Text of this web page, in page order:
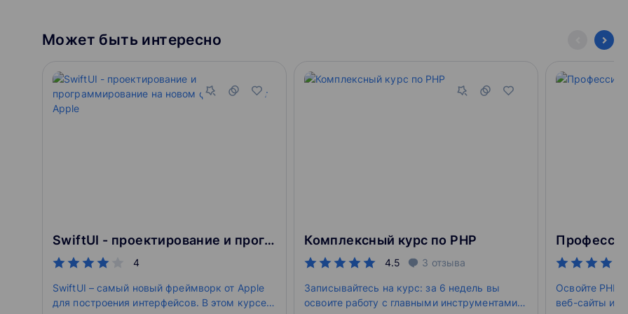
Может быть интересно
SwiftUI - проектирование и программирование на новом фреймворк от Apple
4
SwiftUI – самый новый фреймворк от Apple
для построения интерфейсов. В этом курсе
Комплексный курс по PHP
4.5 3 отзыва
Записывайтесь на курс: за 6 недель вы
освоите работу с главными инструментами
Освойте PHP
веб-сайты и